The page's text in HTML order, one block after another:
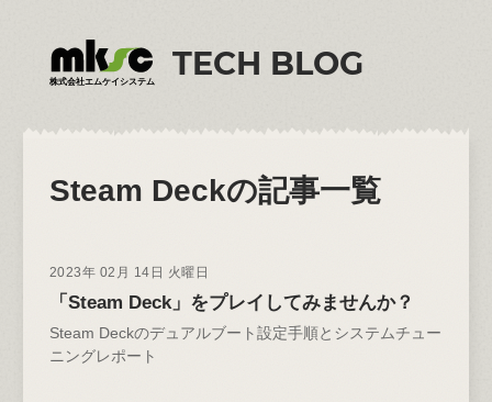
株式会社エムケイシステム TECH BLOG
Steam Deckの記事一覧
2023年 02月 14日 火曜日
「Steam Deck」をプレイしてみませんか？
Steam Deckのデュアルブート設定手順とシステムチュー
ニングレポート